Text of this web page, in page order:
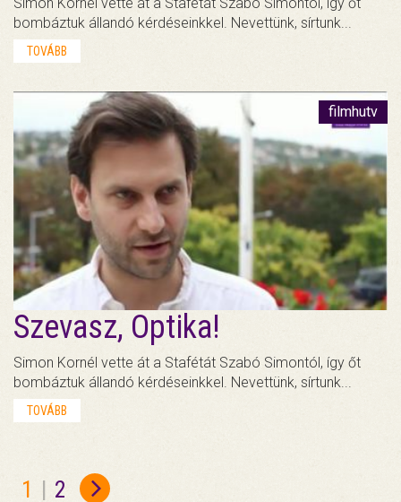
bombáztuk állandó kérdéseinkkel. Nevettünk, sírtunk...
TOVÁBB
filmhutv
Szevasz, Optika!
Simon Kornél vette át a Stafétát Szabó Simontól, így őt
bombáztuk állandó kérdéseinkkel. Nevettünk, sírtunk...
TOVÁBB
1 | 2